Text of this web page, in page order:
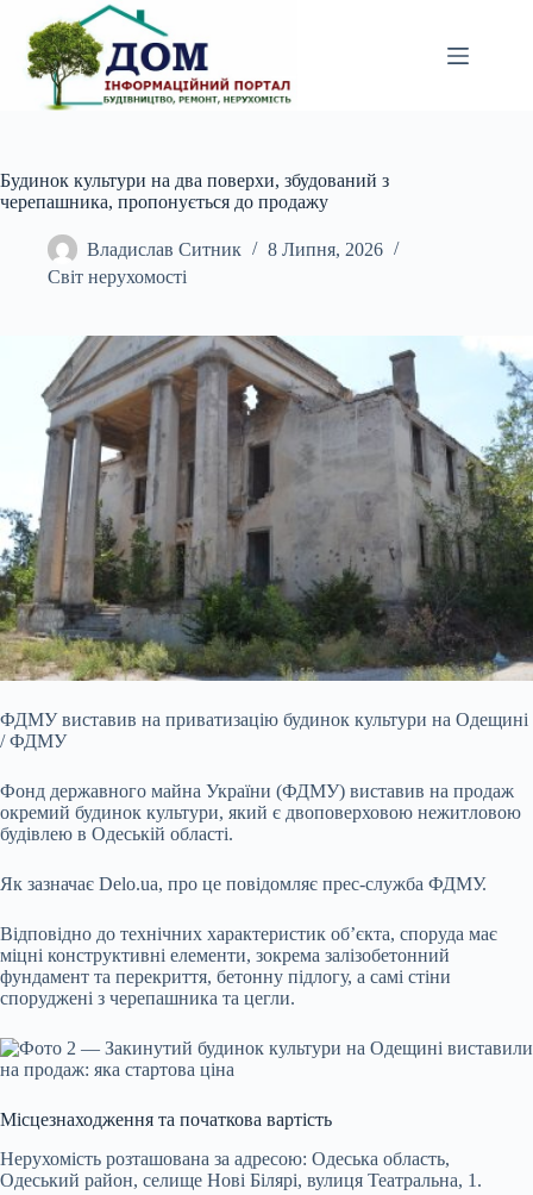
вмісту
Будинок культури на два поверхи, збудований з
черепашника, пропонується до продажу
Владислав Ситник
8 Липня, 2026
Світ нерухомості
ФДМУ виставив на приватизацію будинок культури на Одещині
/ ФДМУ
Фонд державного майна України (ФДМУ) виставив на продаж
окремий будинок культури, який є двоповерховою нежитловою
будівлею в Одеській області.
Як зазначає Delo.ua, про це повідомляє прес-служба ФДМУ.
Відповідно до технічних характеристик об’єкта, споруда має
міцні конструктивні елементи, зокрема залізобетонний
фундамент та перекриття, бетонну підлогу, а самі стіни
споруджені з черепашника та цегли.
Місцезнаходження та початкова вартість
Нерухомість розташована за адресою: Одеська область,
Одеський район, селище Нові Білярі, вулиця Театральна, 1.